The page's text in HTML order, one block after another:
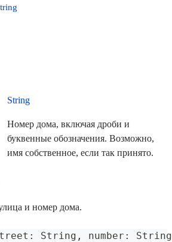
String
Номер дома, включая дроби и
буквенные обозначения. Возможно,
имя собственное, если так принято.
и номер дома.
: String , number : String